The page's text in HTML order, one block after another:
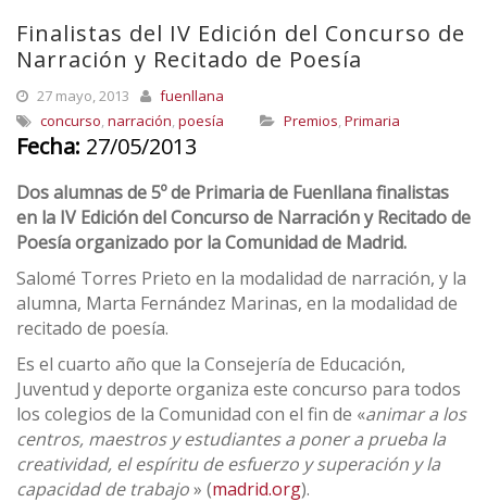
Finalistas del IV Edición del Concurso de
Narración y Recitado de Poesía
27 mayo, 2013
fuenllana
concurso, narración, poesía Premios, Primaria
Fecha: 27/05/2013
Dos alumnas de 5º de Primaria de Fuenllana finalistas
en la IV Edición del Concurso de Narración y Recitado de
Poesía organizado por la Comunidad de Madrid.
Salomé Torres Prieto en la modalidad de narración, y la
alumna, Marta Fernández Marinas, en la modalidad de
recitado de poesía.
Es el cuarto año que la Consejería de Educación,
Juventud y deporte organiza este concurso para todos
los colegios de la Comunidad con el fin de «animar a los
centros, maestros y estudiantes a poner a prueba la
creatividad, el espíritu de esfuerzo y superación y la
capacidad de trabajo» (madrid.org).